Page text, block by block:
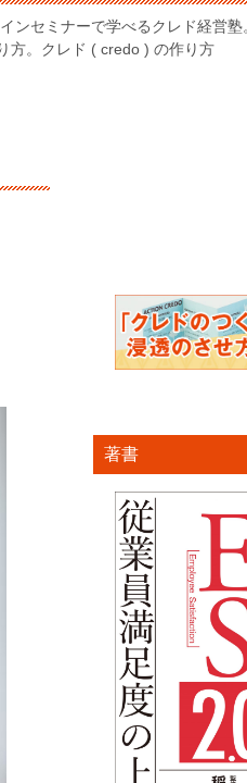
ンセミナーで学べるクレド経営
方。クレド ( credo ) の作り方
著書